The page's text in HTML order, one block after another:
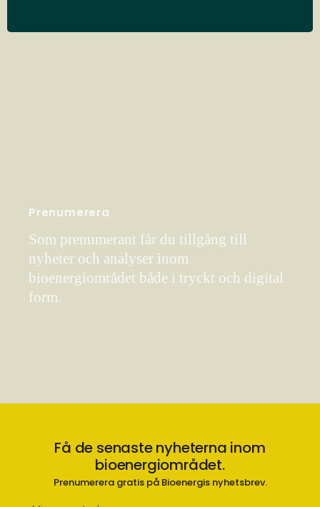
Prenumerera
Som prenumerant får du tillgång till
nyheter och analyser inom
bioenergiområdet både i tryckt och digital
form.
Få de senaste nyheterna inom
bioenergiområdet.
Prenumerera gratis på Bioenergis nyhetsbrev.